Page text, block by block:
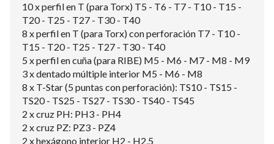
10 x perfil en T (para Torx) T5 - T6 - T7 - T10 - T15 -
T20 - T25 - T27 - T30 - T40
8 x perfil en T (para Torx) con perforación T7 - T10 -
T15 - T20 - T25 - T27 - T30 - T40
5 x perfil en cuña (para RIBE) M5 - M6 - M7 - M8 - M9
3 x dentado múltiple interior M5 - M6 - M8
8 x T-Star (5 puntas con perforación): TS10 - TS15 -
TS20 - TS25 - TS27 - TS30 - TS40 - TS45
2 x cruz PH: PH3 - PH4
2 x cruz PZ: PZ3 - PZ4
2 x hexágono interior H2 - H2,5